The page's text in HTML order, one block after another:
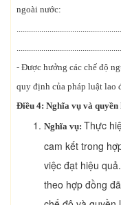
ngoài nước:
- Được hưởng các chế độ
quy định của pháp luật lao
Điều 4: Nghĩa vụ và quyền
Nghĩa vụ: Thực
cam kết trong
việc đạt hiệu
theo hợp đồng